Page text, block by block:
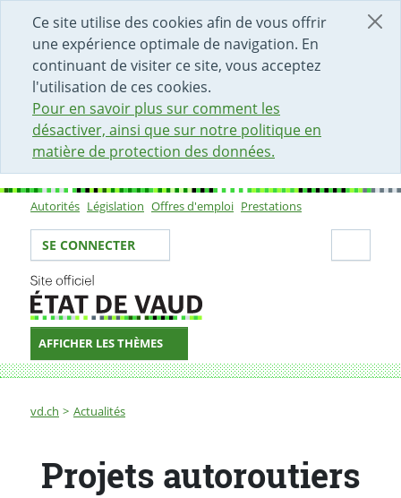
Ce site utilise des cookies afin de vous offrir
une expérience optimale de navigation. En
continuant de visiter ce site, vous acceptez
l'utilisation de ces cookies.
Pour en savoir plus sur comment les
désactiver, ainsi que sur notre politique en
matière de protection des données.
DÉBUT DU CONTENU DE LA PAGE
ACCÈS AU CHAMP DE RECHERCHE
PAGE D'ACCUEIL
FORMULAIRE DE CONTACT
Sous-navigation
Autorités Législation Offres d'emploi Prestations
Votre identité
SE CONNECTER
AFFICHER LES THÈMES
Fil d'Ariane
vd.ch Actualités
Projets autoroutiers dans l'ouest lausannois
Projets autoroutiers